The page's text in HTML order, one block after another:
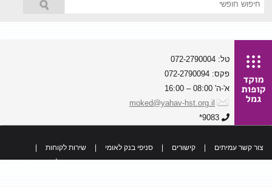
טל: 072-2790004
פקס: 072-2790094
א'-ה' 08:00 – 16:00
moked@yahav-hst.org.il
9083*
צור קשר עמיתים קישורים סניפי בנק לאומי שירות לקוחות
כל הזכויות שמורות